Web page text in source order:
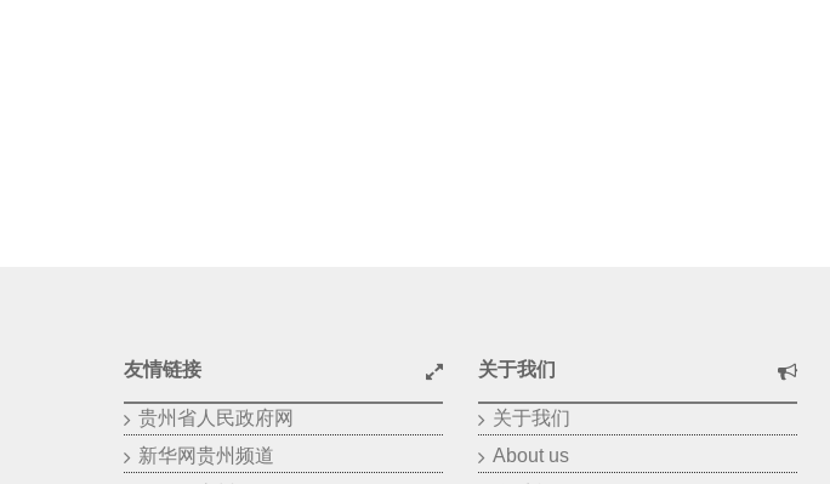
友情链接
贵州省人民政府网
新华网贵州频道
关于我们
关于我们
About us